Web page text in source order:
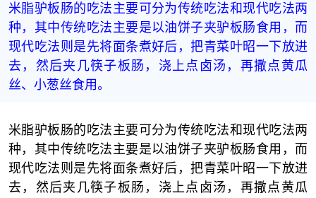
米脂驴板肠的吃法主要可分为传统吃法和现代吃法两
种，其中传统吃法主要是以油饼子夹驴板肠食用，而
现代吃法则是先将面条煮好后，把青菜叶昭一下放进
去，然后夹几筷子板肠，浇上点卤汤，再撒点黄瓜
丝、小葱丝食用。
米脂驴板肠的吃法主要可分为传统吃法和现代吃法两
种，其中传统吃法主要是以油饼子夹驴板肠食用，而
现代吃法则是先将面条煮好后，把青菜叶昭一下放进
去，然后夹几筷子板肠，浇上点卤汤，再撒点黄瓜